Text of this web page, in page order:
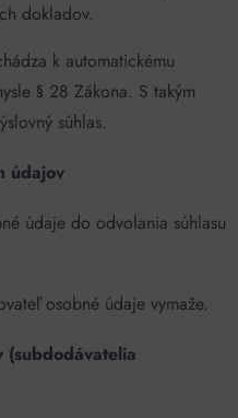
dokladov.
k automatickému
§ 28 Zákona. S takým
súhlas.
údajov
údaje do odvolania súhlasu
osobné údaje vymaže.
(subdodávatelia